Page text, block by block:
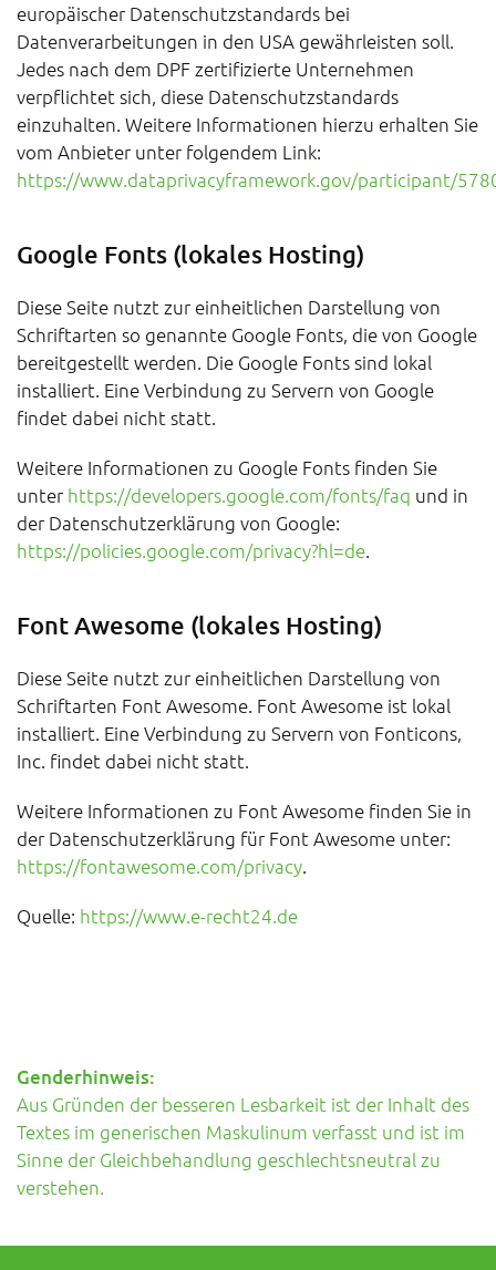
europäischer Datenschutzstandards bei
Datenverarbeitungen in den USA gewährleisten soll.
Jedes nach dem DPF zertifizierte Unternehmen
verpflichtet sich, diese Datenschutzstandards
einzuhalten. Weitere Informationen hierzu erhalten Sie
vom Anbieter unter folgendem Link:
https://www.dataprivacyframework.gov/participant/
Google Fonts (lokales Hosting)
Diese Seite nutzt zur einheitlichen Darstellung von
Schriftarten so genannte Google Fonts, die von Google
bereitgestellt werden. Die Google Fonts sind lokal
installiert. Eine Verbindung zu Servern von Google
findet dabei nicht statt.
Weitere Informationen zu Google Fonts finden Sie
unter https://developers.google.com/fonts/faq und in
der Datenschutzerklärung von Google:
https://policies.google.com/privacy?hl=de.
Font Awesome (lokales Hosting)
Diese Seite nutzt zur einheitlichen Darstellung von
Schriftarten Font Awesome. Font Awesome ist lokal
installiert. Eine Verbindung zu Servern von Fonticons,
Inc. findet dabei nicht statt.
Weitere Informationen zu Font Awesome finden Sie in
der Datenschutzerklärung für Font Awesome unter:
https://fontawesome.com/privacy.
Quelle: https://www.e-recht24.de
Genderhinweis:
Aus Gründen der besseren Lesbarkeit ist der Inhalt des
Textes im generischen Maskulinum verfasst und ist im
Sinne der Gleichbehandlung geschlechtsneutral zu
verstehen.